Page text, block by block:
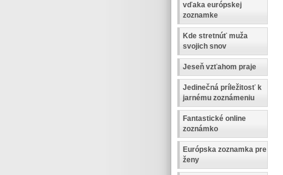
vďaka európskej
zoznamke
Kde stretnúť muža
svojich snov
Jeseň vzťahom praje
Jedinečná príležitosť k
jarnému zoznámeniu
Fantastické online
zoznámko
Európska zoznamka pre
ženy